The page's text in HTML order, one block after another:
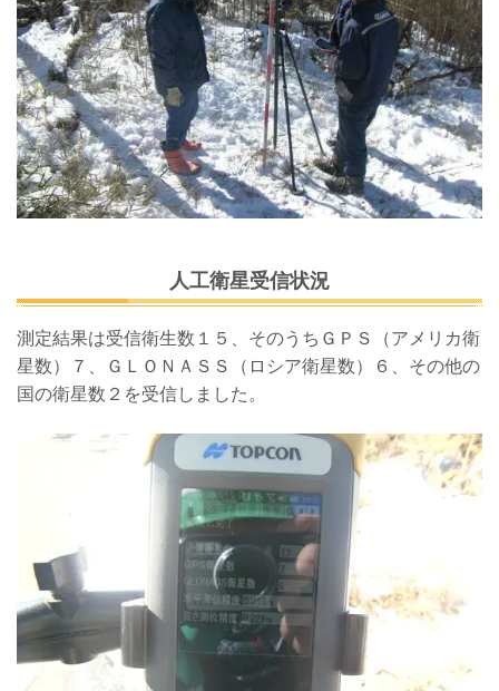
人工衛星受信状況
測定結果は受信衛生数１５、そのうちＧＰＳ（アメリカ衛
星数）７、ＧＬＯＮＡＳＳ（ロシア衛星数）６、その他の
国の衛星数２を受信しました。